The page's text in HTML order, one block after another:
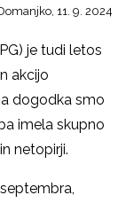
11. 9. 2024
je tudi letos
akcijo
dogodka smo
imela skupno
netopirji.